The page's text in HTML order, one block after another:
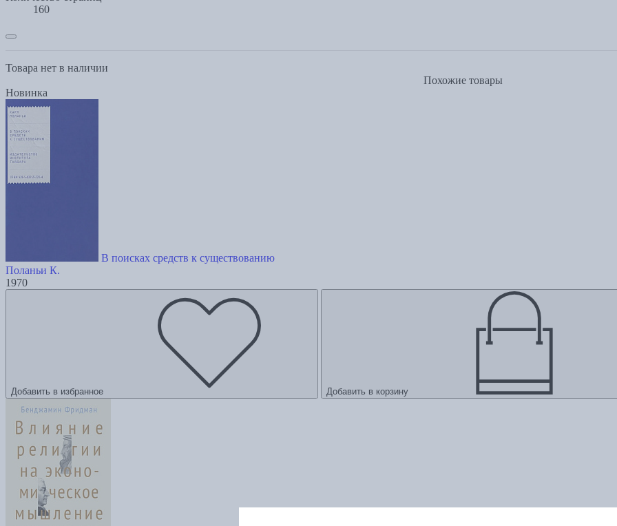
160
Товара нет в наличии
Похожие товары
Новинка
В поисках средств к существованию
Поланьи К.
1970
Добавить в избранное Добавить в корзину